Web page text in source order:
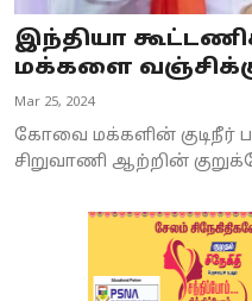
இந்தியா
மக்களை
Mar 25, 2024
கோவை மக்களின் குடிநீர்
சிறுவாணி ஆற்றின்